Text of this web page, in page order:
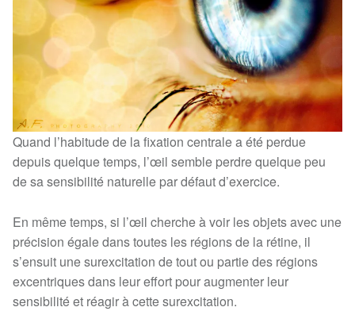
Quand l’habitude de la fixation centrale a été perdue
depuis quelque temps, l’œil semble perdre quelque peu
de sa sensibilité naturelle par défaut d’exercice.
En même temps, si l’œil cherche à voir les objets avec une
précision égale dans toutes les régions de la rétine, il
s’ensuit une surexcitation de tout ou partie des régions
excentriques dans leur effort pour augmenter leur
sensibilité et réagir à cette surexcitation.